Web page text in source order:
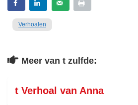
Verhoalen
Meer van t zulfde:
t Verhoal van Anna